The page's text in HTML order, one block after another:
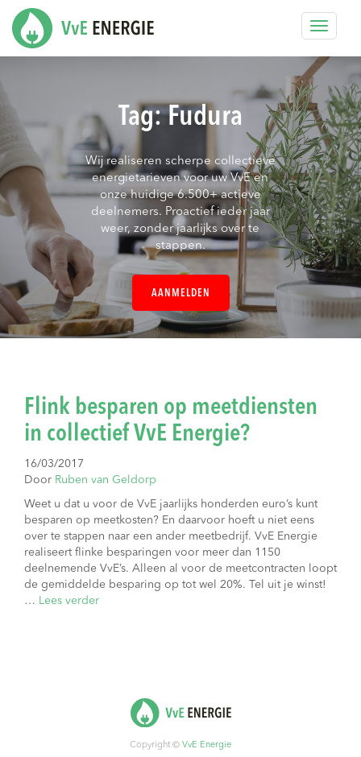
Toggle
Tag:Fudura
Wij realiseren scherpe collectieve
energietarieven voor uw VvE en
onze huidige 6.500+ actieve
deelnemers. Proactief ieder jaar
weer, zonder jaarlijks over te
stappen.
AANMELDEN
Flink besparen op meetdiensten
in collectief VvE Energie?
16/03/2017
Door Ruben van Geldorp
Weet u dat u voor de VvE jaarlijks honderden euro’s kunt
besparen op meetkosten? En daarvoor hoeft u niet eens
over te stappen naar een ander meetbedrijf. VvE Energie
realiseert flinke besparingen voor meer dan 1150
deelnemende VvE’s. Alleen al voor de meetcontracten loopt
de gemiddelde besparing op tot wel 20%. Tel uit je winst!
… Lees verder
Copyright © VvE Energie